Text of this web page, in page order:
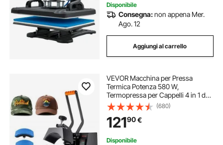
Disponibile
Consegna:non appena Mer.
Ago. 12
Aggiungi al carrello
VEVOR Macchina per Pressa
Termica Potenza 580 W,
Termopressa per Cappelli 4 in 1 da
15 x 7,6 cm/17 x 7 cm/17 x 10
cm/20,6 x 9 cm, Pressa Colore a
Nero, Utilizzo per DIY Qualsiasi
Modello di Cappello
(680)
12190€
Disponibile